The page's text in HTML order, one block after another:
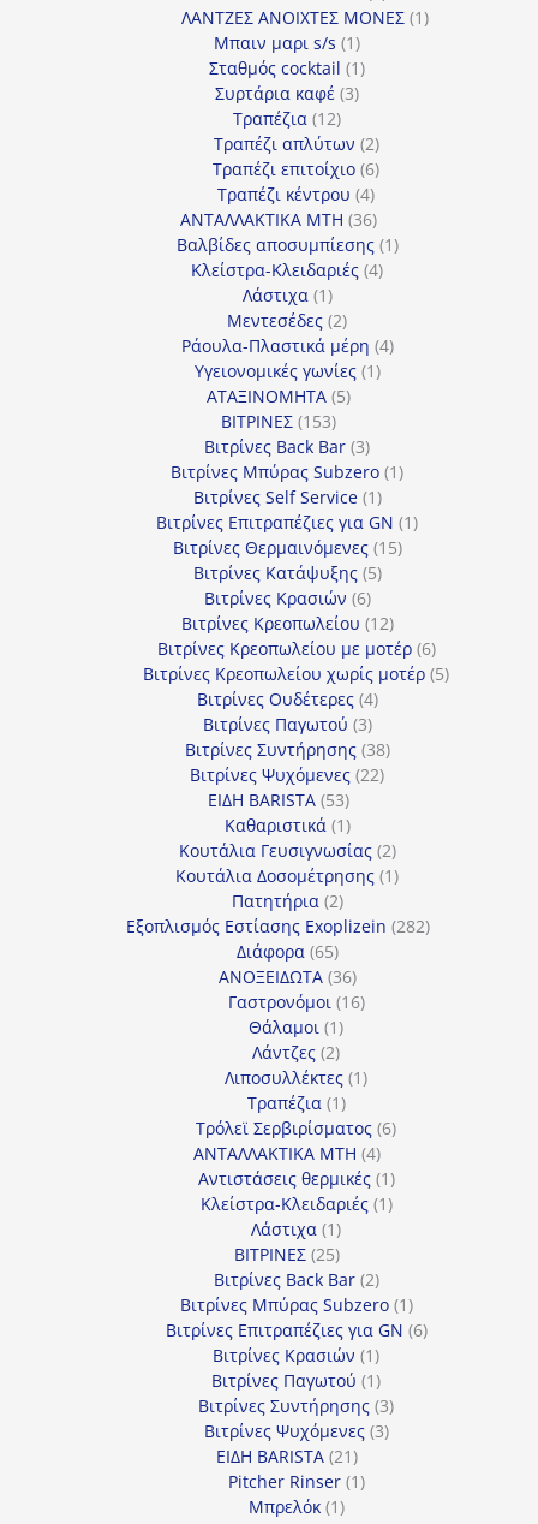
προϊόν
ΛΑΝΤΖΕΣ ΑΝΟΙΧΤΕΣ ΜΟΝΕΣ 11
Μπαιν μαρι s/s 11
προϊόν
Σταθμός cocktail 11
Συρτάρια καφέ 33
Τραπέζια 1212
προϊόντα
Τραπέζι απλύτων 22
προϊόντα
Τραπέζι επιτοίχιο 66
προϊόντα
Τραπέζι κέντρου 44
προϊόντα
ΑΝΤΑΛΛΑΚΤΙΚΑ MTH 3636
προϊόντα
Βαλβίδες αποσυμπίεσης 11
Κλείστρα-Κλειδαριές 44
Λάστιχα 11
προϊόν
Μεντεσέδες 22
προϊόντα
Ράουλα-Πλαστικά μέρη 44
Υγειονομικές γωνίες 11
ΑΤΑΞΙΝΟΜΗΤΑ 55
ΒΙΤΡΙΝΕΣ 153153
προϊόντα
Βιτρίνες Back Bar 33
προϊόντα
Βιτρίνες Mπύρας Subzero 11
Βιτρίνες Self Service 11
προϊόν
Βιτρίνες Επιτραπέζιες για GN 11
Βιτρίνες Θερμαινόμενες 1515
Βιτρίνες Κατάψυξης 55
Βιτρίνες Κρασιών 66
προϊόντα
Βιτρίνες Κρεοπωλείου 1212
προϊόντα
Βιτρίνες Κρεοπωλείου με μοτέρ 66
προϊόντα
Βιτρίνες Κρεοπωλείου χωρίς μοτέρ 55
Βιτρίνες Ουδέτερες 44
προϊόντα
Βιτρίνες Παγωτού 33
προϊόντα
Βιτρίνες Συντήρησης 3838
προϊόντα
Βιτρίνες Ψυχόμενες 2222
ΕΙΔΗ BARISTA 5353
προϊόντα
Καθαριστικά 11
προϊόν
Κουτάλια Γευσιγνωσίας 22
προϊόντα
Κουτάλια Δοσομέτρησης 11
Πατητήρια 22
προϊόντα
Εξοπλισμός Εστίασης Exoplizein 282282
Διάφορα 6565
προϊόντα
ΑΝΟΞΕΙΔΩΤΑ 3636
προϊόντα
Γαστρονόμοι 1616
Θάλαμοι 11
προϊόν
Λάντζες 22
προϊόντα
Λιποσυλλέκτες 11
Τραπέζια 11
προϊόν
Τρόλεϊ Σερβιρίσματος 66
ΑΝΤΑΛΛΑΚΤΙΚΑ MTH 44
προϊόντα
Αντιστάσεις θερμικές 11
προϊόν
Κλείστρα-Κλειδαριές 11
Λάστιχα 11
προϊόν
ΒΙΤΡΙΝΕΣ 2525
προϊόντα
Βιτρίνες Back Bar 22
προϊόντα
Βιτρίνες Mπύρας Subzero 11
προϊόν
Βιτρίνες Επιτραπέζιες για GN 66
Βιτρίνες Κρασιών 11
προϊόν
Βιτρίνες Παγωτού 11
προϊόν
Βιτρίνες Συντήρησης 33
προϊόντα
Βιτρίνες Ψυχόμενες 33
ΕΙΔΗ BARISTA 2121
προϊόντα
Pitcher Rinser 11
Μπρελόκ 11